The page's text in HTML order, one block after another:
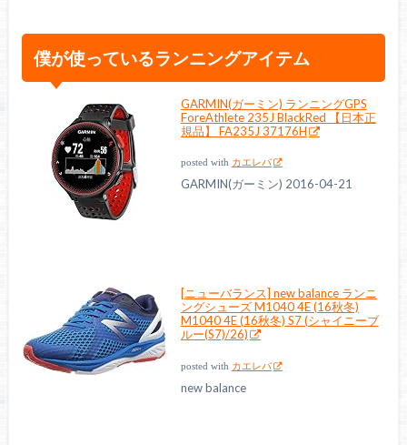
僕が使っているランニングアイテム
GARMIN(ガーミン) ランニングGPS
ForeAthlete 235J BlackRed 【日本正
規品】 FA235J 37176H
posted with カエレバ
GARMIN(ガーミン) 2016-04-21
[ニューバランス] new balance ランニ
ングシューズ M1040 4E (16秋冬)
M1040 4E (16秋冬) S7 (シャイニーブ
ルー(S7)/26)
posted with カエレバ
new balance